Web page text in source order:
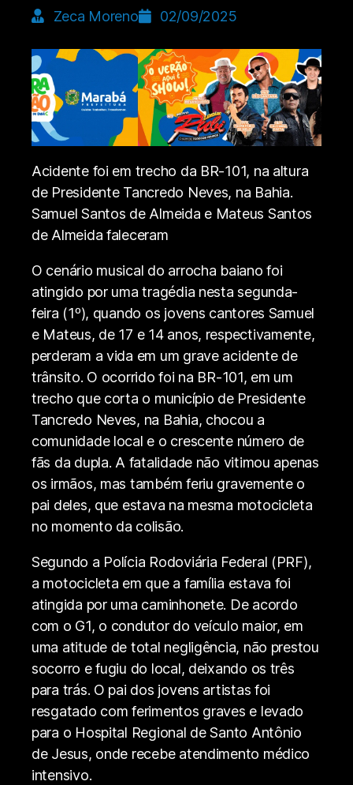
Zeca Moreno 02/09/2025
Acidente foi em trecho da BR-101, na altura
de Presidente Tancredo Neves, na Bahia.
Samuel Santos de Almeida e Mateus Santos
de Almeida faleceram
O cenário musical do arrocha baiano foi
atingido por uma tragédia nesta segunda-
feira (1º), quando os jovens cantores Samuel
e Mateus, de 17 e 14 anos, respectivamente,
perderam a vida em um grave acidente de
trânsito. O ocorrido foi na BR-101, em um
trecho que corta o município de Presidente
Tancredo Neves, na Bahia, chocou a
comunidade local e o crescente número de
fãs da dupla. A fatalidade não vitimou apenas
os irmãos, mas também feriu gravemente o
pai deles, que estava na mesma motocicleta
no momento da colisão.
Segundo a Polícia Rodoviária Federal (PRF),
a motocicleta em que a família estava foi
atingida por uma caminhonete. De acordo
com o G1, o condutor do veículo maior, em
uma atitude de total negligência, não prestou
socorro e fugiu do local, deixando os três
para trás. O pai dos jovens artistas foi
resgatado com ferimentos graves e levado
para o Hospital Regional de Santo Antônio
de Jesus, onde recebe atendimento médico
intensivo.